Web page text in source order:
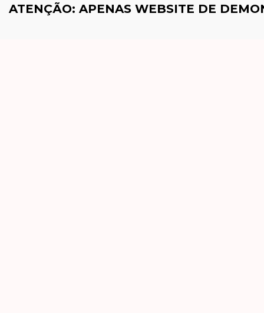
ATENÇÃO: APENAS WEBSITE DE